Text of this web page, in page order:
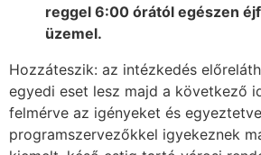
reggel 6:00 órától egészen
üzemel.
Hozzáteszik: az intézkedés
egyedi eset lesz majd a következő
felmérve az igényeket és
programszervezőkkel igyekeznek